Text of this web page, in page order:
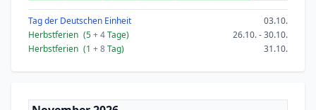
Tag der Deutschen Einheit
03.10.
Herbstferien (5+ 4Tage)
26.10. - 30.10.
Herbstferien (1 + 8Tag) 31.10.